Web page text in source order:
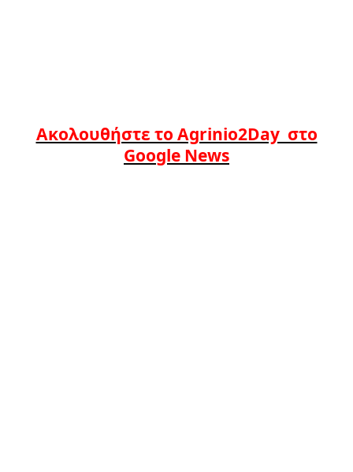
Ακολουθήστε το Agrinio2Day στο
Google News